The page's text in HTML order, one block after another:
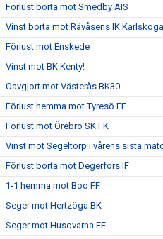
Förlust borta mot Smedby AIS
Vinst borta mot Rävåsens IK Karlskoga
Förlust mot Enskede
Vinst mot BK Kenty!
Oavgjort mot Västerås BK30
Förlust hemma mot Tyresö FF
Förlust mot Örebro SK FK
Vinst mot Segeltorp i vårens sista
Förlust borta mot Degerfors IF
1-1 hemma mot Boo FF
Seger mot Hertzöga BK
Seger mot Husqvarna FF